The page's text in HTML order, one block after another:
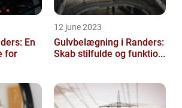
En
for
12 june 2023
Gulvbelægning i Randers:
Skab stilfulde og funktio...